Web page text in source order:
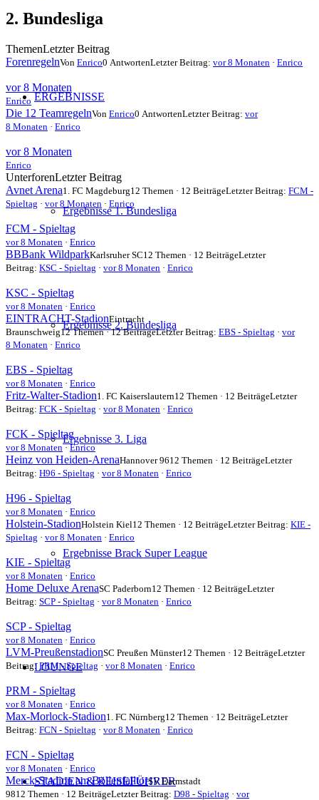
ERGEBNISSE
Ergebnisse 1. Bundesliga
Ergebnisse 2. Bundesliga
Ergebnisse 3. Liga
Ergebnisse Brack Super League
LOUNGE
STADIEN & REISEFÜHRER
bist
hier:
2. Bundesliga
ThemenLetzter Beitrag
ForenregelnVon Enrico0 AntwortenLetzter Beitrag: vor 8 Monaten · Enrico
vor 8 Monaten
Enrico
Die 12 TeamregelnVon Enrico0 AntwortenLetzter Beitrag: vor
8 Monaten · Enrico
vor 8 Monaten
Enrico
UnterforenLetzter Beitrag
Avnet Arena1. FC Magdeburg12 Themen · 12 BeiträgeLetzter Beitrag: FCM -
Spieltag · vor 8 Monaten · Enrico
FCM - Spieltag
vor 8 Monaten · Enrico
BBBank WildparkKarlsruher SC12 Themen · 12 BeiträgeLetzter
Beitrag: KSC - Spieltag · vor 8 Monaten · Enrico
KSC - Spieltag
vor 8 Monaten · Enrico
EINTRACHT-StadionEintracht
Braunschweig12 Themen · 12 BeiträgeLetzter Beitrag: EBS - Spieltag · vor
8 Monaten · Enrico
EBS - Spieltag
vor 8 Monaten · Enrico
Fritz-Walter-Stadion1. FC Kaiserslautern12 Themen · 12 BeiträgeLetzter
Beitrag: FCK - Spieltag · vor 8 Monaten · Enrico
FCK - Spieltag
vor 8 Monaten·Enrico
Heinz von Heiden-ArenaHannover 9612 Themen · 12 BeiträgeLetzter
Beitrag: H96 - Spieltag · vor 8 Monaten · Enrico
H96 - Spieltag
vor 8 Monaten · Enrico
Holstein-StadionHolstein Kiel12 Themen · 12 BeiträgeLetzter Beitrag: KIE -
Spieltag · vor 8 Monaten · Enrico
KIE - Spieltag
vor 8 Monaten · Enrico
Home Deluxe ArenaSC Paderborn12 Themen · 12 BeiträgeLetzter
Beitrag: SCP - Spieltag · vor 8 Monaten · Enrico
SCP - Spieltag
vor 8 Monaten · Enrico
LVM-PreußenstadionSC Preußen Münster12 Themen · 12 BeiträgeLetzter
Beitrag:PRM - Spieltag · vor 8 Monaten · Enrico
PRM - Spieltag
vor 8 Monaten · Enrico
Max-Morlock-Stadion1. FC Nürnberg12 Themen · 12 BeiträgeLetzter
Beitrag: FCN - Spieltag · vor 8 Monaten · Enrico
FCN - Spieltag
vor 8 Monaten · Enrico
Merck-Stadion am BöllenfalltorSV Darmstadt
9812 Themen · 12 BeiträgeLetzter Beitrag: D98 - Spieltag · vor